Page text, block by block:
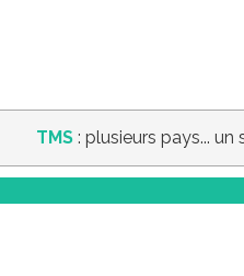
TMS : plusieurs pays...